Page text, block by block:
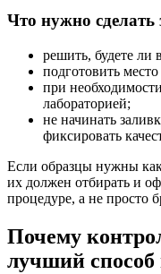
Что нужно сделать
решить, будете ли
подготовить
при
лабораторией;
не начинать
фиксировать
Если образцы нужны как
их должен отбирать и
процедуре, а не просто
Почему
лучший способ